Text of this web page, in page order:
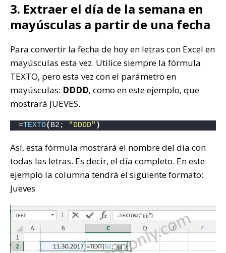
3. Extraer el día de la semana en
mayúsculas a partir de una fecha
Para convertir la fecha de hoy en letras con Excel en
mayúsculas esta vez. Utilice siempre la fórmula
TEXTO, pero esta vez con el parámetro en
mayúsculas: DDDD, como en este ejemplo, que
mostrará JUEVES.
=TEXTO( B2; "DDDD" )
Así, esta fórmula mostrará el nombre del día con
todas las letras. Es decir, el día completo. En este
ejemplo la columna tendrá el siguiente formato:
Jueves